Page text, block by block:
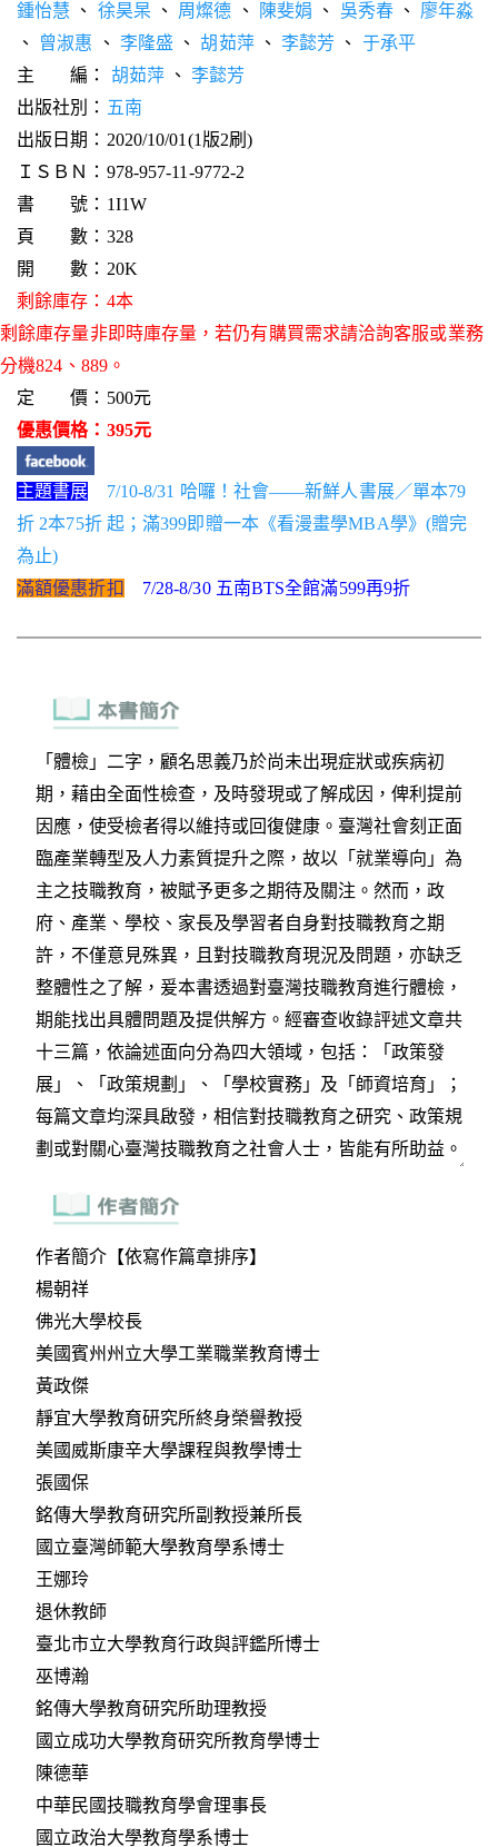
鍾怡慧 、 徐昊杲、 周燦德 、 陳斐娟 、 吳秀春、 廖年淼
、
曾淑惠 、 李隆盛 、胡茹萍、李懿芳 、 于承平
主 編： 胡茹萍、李懿芳
出版社別： 五南
出版日期：2020/10/01(1版2刷)
ＩＳＢＮ：978-957-11-9772-2
書 號：1I1W
頁 數：328
開 數：20K
剩餘庫存：4本
剩餘庫存量非即時庫存量，若仍有購買需求請洽詢客服或業務
分機824、889。
定 價：500元
優惠價格：395元
主題書展
7/10-8/31 哈囉！社會——新鮮人書展／單本79
折 2本75折 起；滿399即贈一本《看漫畫學MBA學》(贈完
為止)
滿額優惠折扣
7/28-8/30 五南BTS全館滿599再9折